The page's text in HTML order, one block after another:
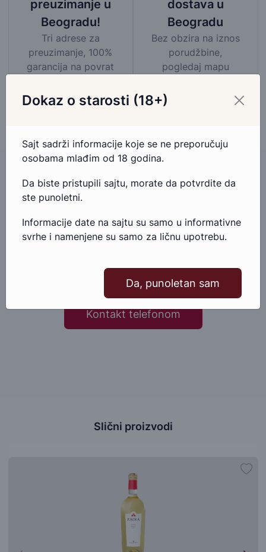
preuzimanje u
Beogradu!
Tri adrese za
preuzimanje, 100%
garancija na povrat
dostava u
Beogradu
Bez obzira na iznos
porudžbine,
pogledaj mapu
Imate pitanja u vezi ovog proizvoda?
Ako imate bilo kakva pitanja ili nedoumice u vezi ovog
proizvoda, slobodno nam se obratite.
Pošaljite email
Kontakt telefonom
Slični proizvodi
Dokaz o starosti (18+)
Sajt sadrži informacije koje se ne preporučuju
osobama mlađim od 18 godina.
Da biste pristupili sajtu, morate da potvrdite da
ste punoletni.
Informacije date na sajtu su samo u informativne
svrhe i namenjene su samo za ličnu upotrebu.
Da, punoletan sam